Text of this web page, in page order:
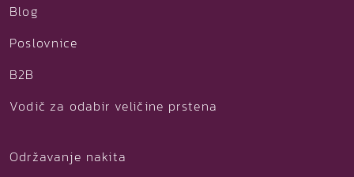
Blog
Poslovnice
B2B
Vodič za odabir veličine prstena
Održavanje nakita